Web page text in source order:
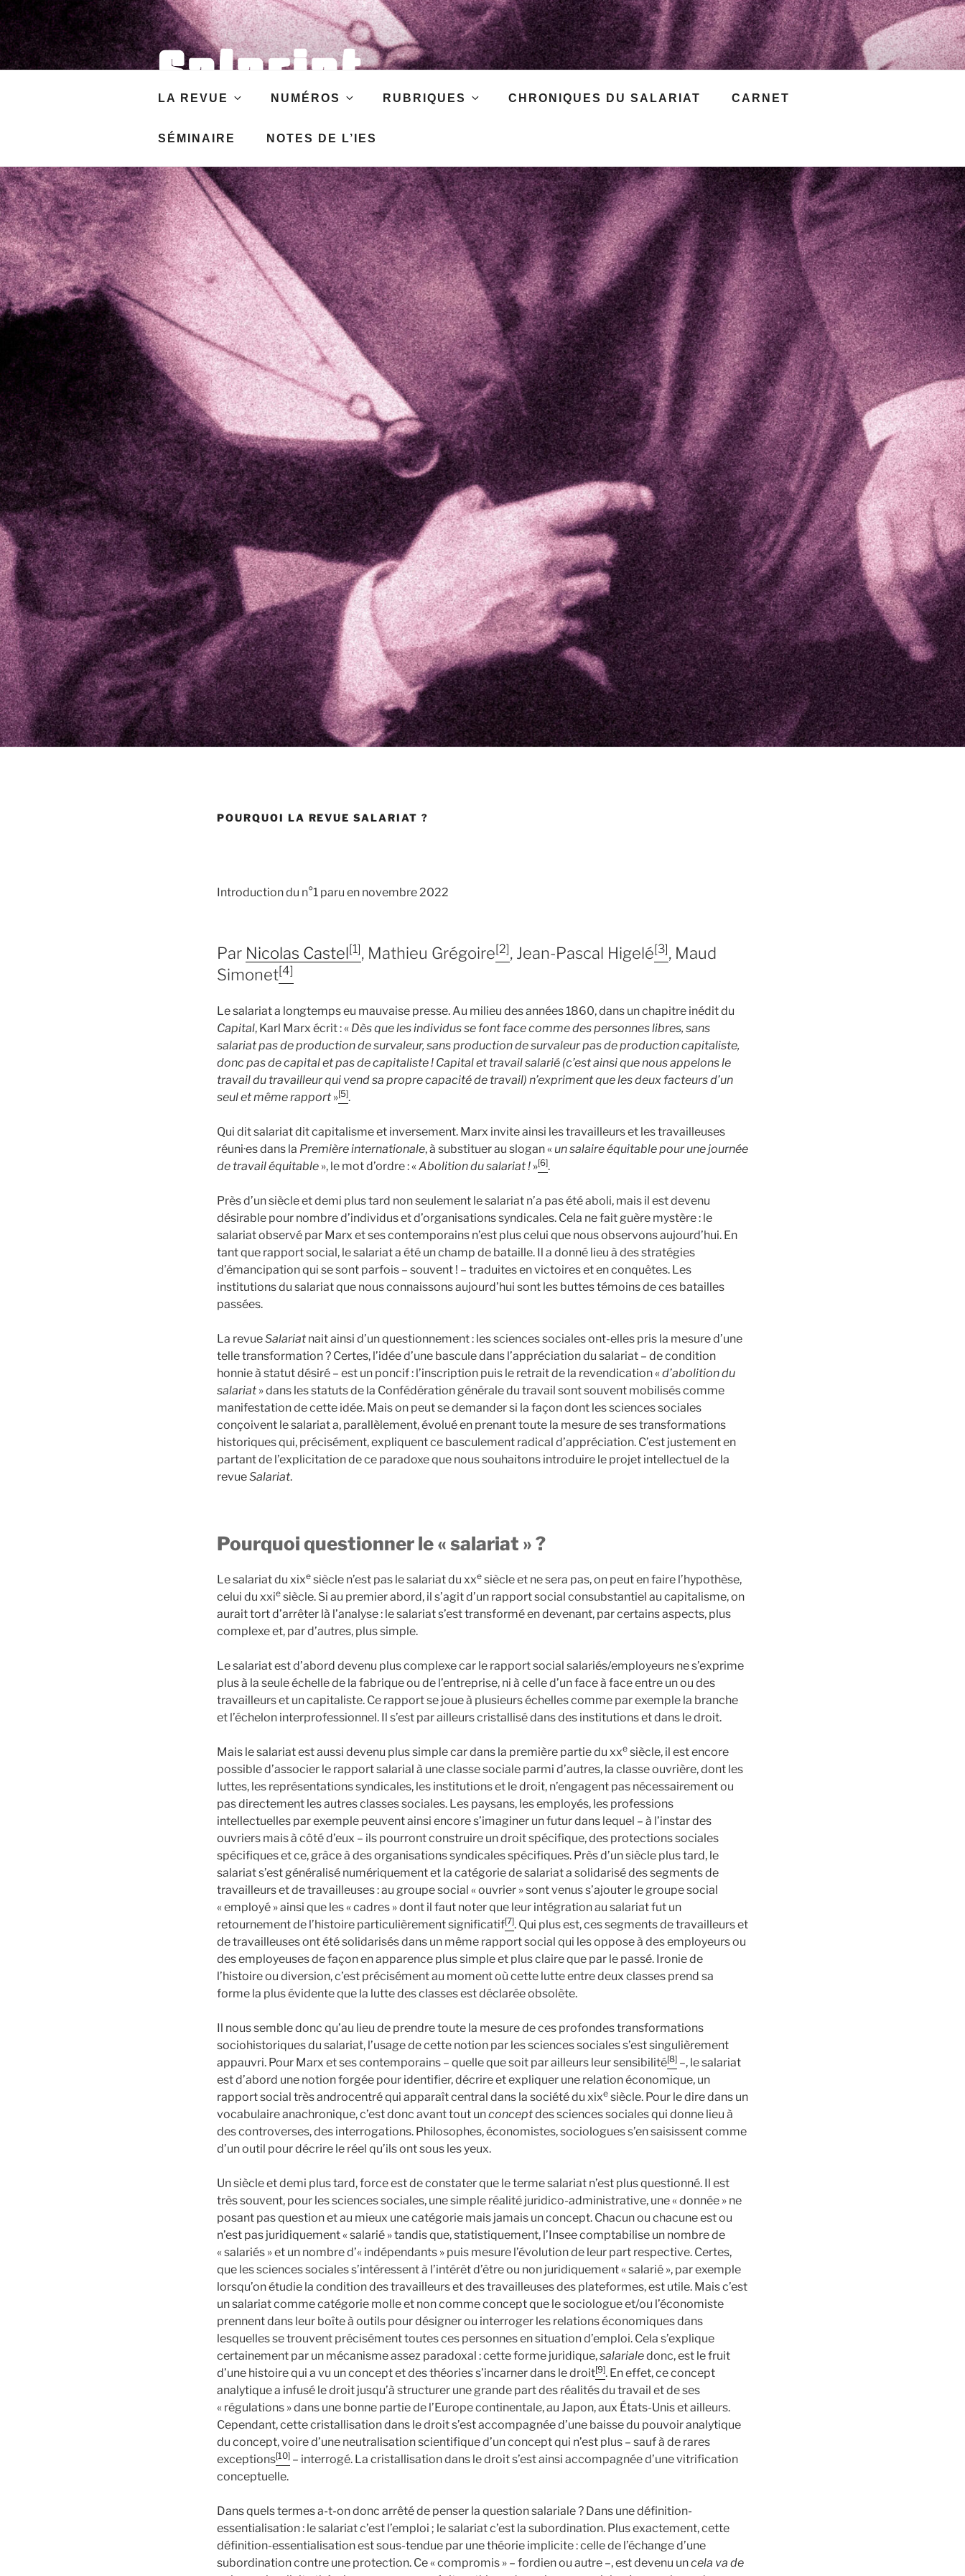
Aller
au
contenu
principal
Salariat
LA REVUE NUMÉROS RUBRIQUES CHRONIQUES DU SALARIAT CARNET
SÉMINAIRE NOTES DE L’IES
POURQUOI LA REVUE SALARIAT ?
Introduction du n°1 paru en novembre 2022
Par Nicolas Castel[1], Mathieu Grégoire[2], Jean-Pascal Higelé[3], Maud
Simonet[4]
Le salariat a longtemps eu mauvaise presse. Au milieu des années 1860, dans un chapitre inédit du
Capital, Karl Marx écrit : « Dès que les individus se font face comme des personnes libres, sans
salariat pas de production de survaleur, sans production de survaleur pas de production capitaliste,
donc pas de capital et pas de capitaliste ! Capital et travail salarié (c’est ainsi que nous appelons le
travail du travailleur qui vend sa propre capacité de travail) n’expriment que les deux facteurs d’un
seul et même rapport »[5].
Qui dit salariat dit capitalisme et inversement. Marx invite ainsi les travailleurs et les travailleuses
réuni·es dans la Première internationale, à substituer au slogan «un salaire équitable pour une journée
de travail équitable », le mot d’ordre : «Abolition du salariat ! »[6].
Près d’un siècle et demi plus tard non seulement le salariat n’a pas été aboli, mais il est devenu
désirable pour nombre d’individus et d’organisations syndicales. Cela ne fait guère mystère : le
salariat observé par Marx et ses contemporains n’est plus celui que nous observons aujourd’hui. En
tant que rapport social, le salariat a été un champ de bataille. Il a donné lieu à des stratégies
d’émancipation qui se sont parfois – souvent ! – traduites en victoires et en conquêtes. Les
institutions du salariat que nous connaissons aujourd’hui sont les buttes témoins de ces batailles
passées.
La revueSalariat nait ainsi d’un questionnement : les sciences sociales ont-elles pris la mesure d’une
telle transformation ? Certes, l’idée d’une bascule dans l’appréciation du salariat – de condition
honnie à statut désiré – est un poncif : l’inscription puis le retrait de la revendication «d’abolition du
salariat » dans les statuts de la Confédération générale du travail sont souvent mobilisés comme
manifestation de cette idée. Mais on peut se demander si la façon dont les sciences sociales
conçoivent le salariat a, parallèlement, évolué en prenant toute la mesure de ses transformations
historiques qui, précisément, expliquent ce basculement radical d’appréciation. C’est justement en
partant de l’explicitation de ce paradoxe que nous souhaitons introduire le projet intellectuel de la
revueSalariat.
Pourquoi questionner le « salariat » ?
Le salariat du xixe siècle n’est pas le salariat du xxe siècle et ne sera pas, on peut en faire l’hypothèse,
celui du xxie siècle. Si au premier abord, il s’agit d’un rapport social consubstantiel au capitalisme, on
aurait tort d’arrêter là l’analyse : le salariat s’est transformé en devenant, par certains aspects, plus
complexe et, par d’autres, plus simple.
Le salariat est d’abord devenu plus complexe car le rapport social salariés/employeurs ne s’exprime
plus à la seule échelle de la fabrique ou de l’entreprise, ni à celle d’un face à face entre un ou des
travailleurs et un capitaliste. Ce rapport se joue à plusieurs échelles comme par exemple la branche
et l’échelon interprofessionnel. Il s’est par ailleurs cristallisé dans des institutions et dans le droit.
Mais le salariat est aussi devenu plus simple car dans la première partie du xxe siècle, il est encore
possible d’associer le rapport salarial à une classe sociale parmi d’autres, la classe ouvrière, dont les
luttes, les représentations syndicales, les institutions et le droit, n’engagent pas nécessairement ou
pas directement les autres classes sociales. Les paysans, les employés, les professions
intellectuelles par exemple peuvent ainsi encore s’imaginer un futur dans lequel – à l’instar des
ouvriers mais à côté d’eux – ils pourront construire un droit spécifique, des protections sociales
spécifiques et ce, grâce à des organisations syndicales spécifiques. Près d’un siècle plus tard, le
salariat s’est généralisé numériquement et la catégorie de salariat a solidarisé des segments de
travailleurs et de travailleuses : au groupe social « ouvrier » sont venus s’ajouter le groupe social
« employé » ainsi que les « cadres » dont il faut noter que leur intégration au salariat fut un
retournement de l’histoire particulièrement significatif[7]. Qui plus est, ces segments de travailleurs et
de travailleuses ont été solidarisés dans un même rapport social qui les oppose à des employeurs ou
des employeuses de façon en apparence plus simple et plus claire que par le passé. Ironie de
l’histoire ou diversion, c’est précisément au moment où cette lutte entre deux classes prend sa
forme la plus évidente que la lutte des classes est déclarée obsolète.
Il nous semble donc qu’au lieu de prendre toute la mesure de ces profondes transformations
sociohistoriques du salariat, l’usage de cette notion par les sciences sociales s’est singulièrement
appauvri. Pour Marx et ses contemporains – quelle que soit par ailleurs leur sensibilité[8] –, le salariat
est d’abord une notion forgée pour identifier, décrire et expliquer une relation économique, un
rapport social très androcentré qui apparaît central dans la société du xixe siècle. Pour le dire dans un
vocabulaire anachronique, c’est donc avant tout unconceptdes sciences sociales qui donne lieu à
des controverses, des interrogations. Philosophes, économistes, sociologues s’en saisissent comme
d’un outil pour décrire le réel qu’ils ont sous les yeux.
Un siècle et demi plus tard, force est de constater que le terme salariat n’est plus questionné. Il est
très souvent, pour les sciences sociales, une simple réalité juridico-administrative, une « donnée » ne
posant pas question et au mieux une catégorie mais jamais un concept. Chacun ou chacune est ou
n’est pas juridiquement « salarié » tandis que, statistiquement, l’Insee comptabilise un nombre de
« salariés » et un nombre d’« indépendants » puis mesure l’évolution de leur part respective. Certes,
que les sciences sociales s’intéressent à l’intérêt d’être ou non juridiquement « salarié », par exemple
lorsqu’on étudie la condition des travailleurs et des travailleuses des plateformes, est utile. Mais c’est
un salariat comme catégorie molle et non comme concept que le sociologue et/ou l’économiste
prennent dans leur boîte à outils pour désigner ou interroger les relations économiques dans
lesquelles se trouvent précisément toutes ces personnes en situation d’emploi. Cela s’explique
certainement par un mécanisme assez paradoxal : cette forme juridique,salarialedonc, est le fruit
d’une histoire qui a vu un concept et des théories s’incarner dans le droit[9]. En effet, ce concept
analytique a infusé le droit jusqu’à structurer une grande part des réalités du travail et de ses
« régulations » dans une bonne partie de l’Europe continentale, au Japon, aux États-Unis et ailleurs.
Cependant, cette cristallisation dans le droit s’est accompagnée d’une baisse du pouvoir analytique
du concept, voire d’une neutralisation scientifique d’un concept qui n’est plus – sauf à de rares
exceptions[10] – interrogé. La cristallisation dans le droit s’est ainsi accompagnée d’une vitrification
conceptuelle.
Dans quels termes a-t-on donc arrêté de penser la question salariale ? Dans une définition-
essentialisation : le salariat c’est l’emploi ; le salariat c’est la subordination. Plus exactement, cette
définition-essentialisation est sous-tendue par une théorie implicite : celle de l’échange d’une
subordination contre une protection. Ce « compromis » – fordien ou autre –, est devenu uncela va de